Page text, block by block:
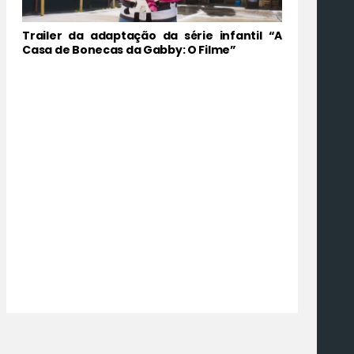
Trailer da adaptação da série infantil “A
Casa de Bonecas da Gabby: O Filme”